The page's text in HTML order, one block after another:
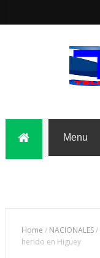
Home / NACIONALES/
herido en Higuey